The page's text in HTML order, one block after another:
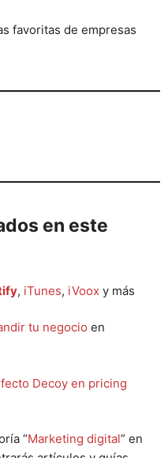
favoritas de empresas
en este
, iTunes, iVoox y más
tu negocio en
Decoy en pricing
“Marketing digital” en